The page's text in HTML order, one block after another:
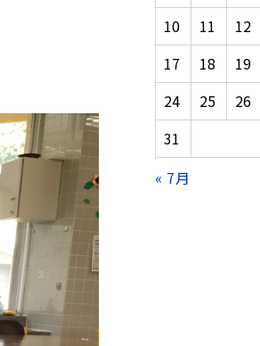
10
11 12
17
18 19
24
25 26
31
« 7月